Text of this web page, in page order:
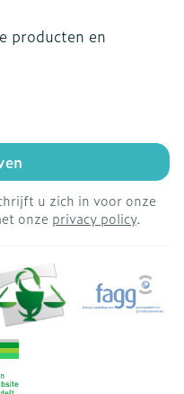
producten en
u zich in voor onze
onze privacy policy.